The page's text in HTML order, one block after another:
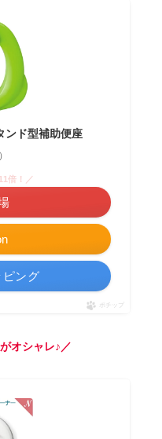
ド型補助便座
倍！／
ピング
ポチップ
オシャレ♪／